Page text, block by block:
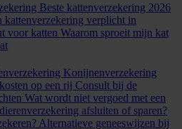
Beste kattenverzekering 2026
kattenverzekering verplicht in
voor katten Waarom sproeit mijn kat
Konijnenverzekering
op een rij Consult bij de
Wat wordt niet vergoed met een
afsluiten of sparen?
Alternatieve geneeswijzen bij